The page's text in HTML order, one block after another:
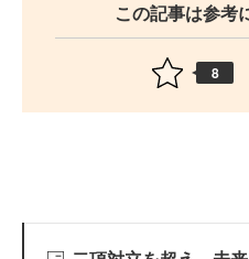
この記事は参考
8